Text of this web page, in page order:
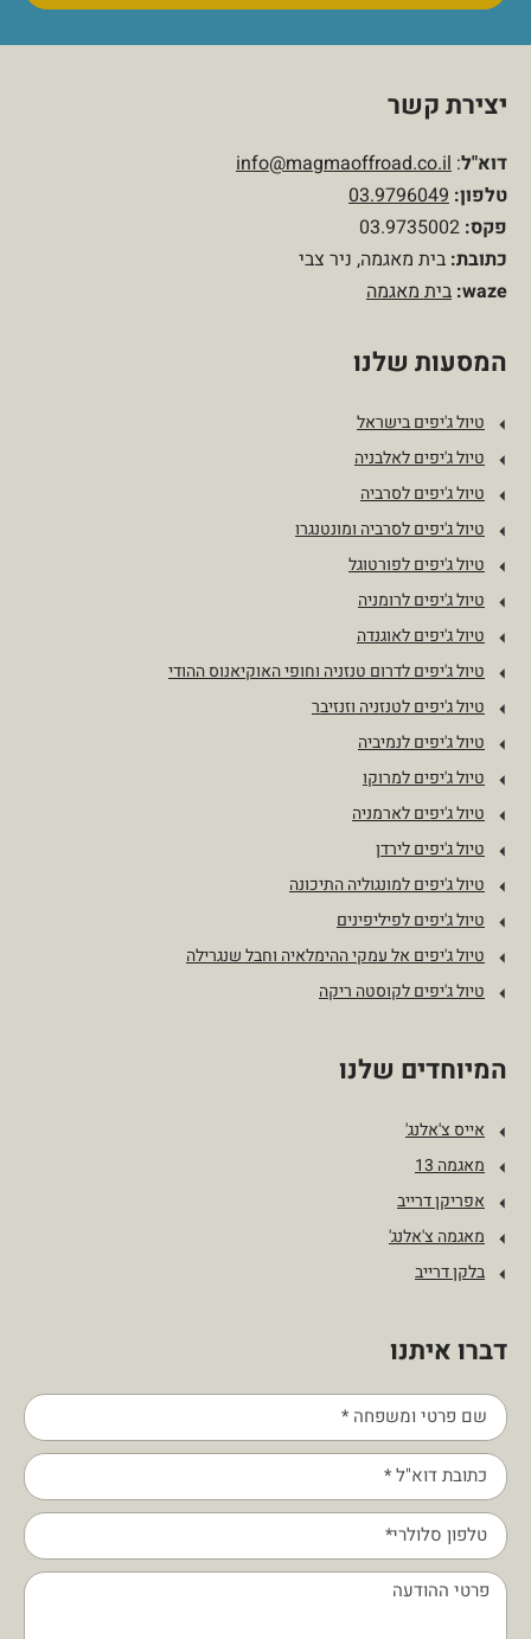
יצירת קשר
דוא"ל:
info@magmaoffroad.co.il
טלפון:
03.9796049
פקס:
כתובת: בית מאגמה, ניר צבי
waze: בית מאגמה
המסעות שלנו
טיול ג'יפים בישראל
טיול ג'יפים לאלבניה
טיול ג'יפים לסרביה
טיול ג'יפים לסרביה ומונטנגרו
טיול ג'יפים לפורטוגל
טיול ג'יפים לרומניה
טיול ג'יפים לאוגנדה
טיול ג'יפים לדרום טנזניה וחופי האוקיאנוס ההודי
טיול ג'יפים לטנזניה וזנזיבר
טיול ג'יפים לנמיביה
טיול ג'יפים למרוקו
טיול ג'יפים לארמניה
טיול ג'יפים לירדן
טיול ג'יפים למונגוליה התיכונה
טיול ג'יפים לפיליפינים
טיול ג'יפים אל עמקי ההימלאיה וחבל שנגרילה
טיול ג'יפים לקוסטה ריקה
המיוחדים שלנו
אייס צ'אלנג'
מאגמה 13
אפריקן דרייב
מאגמה צ'אלנג'
בלקן דרייב
דברו איתנו